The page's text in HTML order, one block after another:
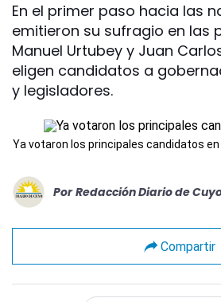
En el primer paso hacia las
emitieron su sufragio en las
Manuel Urtubey y Juan
eligen candidatos a
y legisladores.
Ya votaron los principales candidatos
Por Redacción Diario de
Compartir